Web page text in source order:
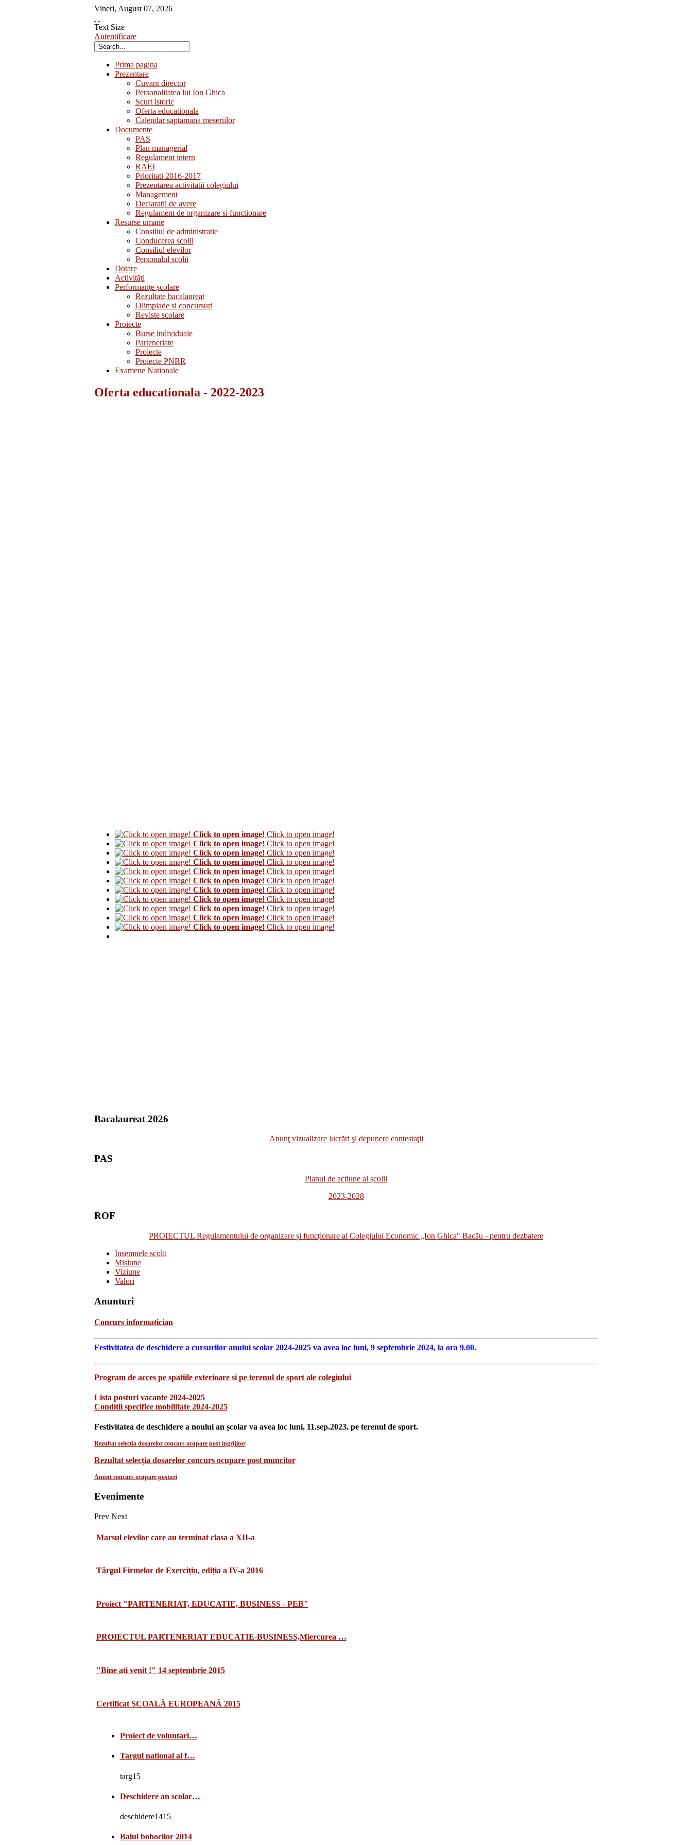
Vineri, August 07, 2026
Text Size
Autentificare
Prima pagina
Prezentare
Cuvant director
Personalitatea lui Ion Ghica
Scurt istoric
Oferta educationala
Calendar saptamana meseriilor
Documente
PAS
Plan managerial
Regulament intern
RAEI
Prioritati 2016-2017
Prezentarea activitatii colegiului
Management
Declaratii de avere
Regulament de organizare si functionare
Resurse umane
Consiliul de administratie
Conducerea scolii
Consiliul elevilor
Personalul scolii
Dotare
Activităţi
Performanţe şcolare
Rezultate bacalaureat
Olimpiade si concursuri
Reviste scolare
Proiecte
Burse individuale
Parteneriate
Proiecte
Proiecte PNRR
Examene Nationale
Oferta educationala - 2022-2023
Click to open image! Click to open image!
Click to open image! Click to open image!
Click to open image! Click to open image!
Click to open image! Click to open image!
Click to open image! Click to open image!
Click to open image! Click to open image!
Click to open image! Click to open image!
Click to open image! Click to open image!
Click to open image! Click to open image!
Click to open image! Click to open image!
Click to open image! Click to open image!
Bacalaureat 2026
Anunţ vizualizare lucrări şi depunere contestaţii
PAS
Planul de acțiune al școlii
2023-2028
ROF
PROIECTUL Regulamentului de organizare și funcționare al Colegiului Economic „Ion Ghica" Bacău - pentru dezbatere
Insemnele scolii
Misiune
Viziune
Valori
Anunturi
Concurs informatician
Festivitatea de deschidere a cursurilor anului scolar 2024-2025 va avea loc luni, 9 septembrie 2024, la ora 9.00.
Program de acces pe spatiile exterioare si pe terenul de sport ale colegiului
Lista posturi vacante 2024-2025
Conditii specifice mobilitate 2024-2025
Festivitatea de deschidere a noului an școlar va avea loc luni, 11.sep.2023, pe terenul de sport.
Rezultat selectia dosarelor concurs ocupare post ingrijitor
Rezultat selecția dosarelor concurs ocupare post muncitor
Anunt concurs ocupare posturi
Evenimente
Prev Next
Marsul elevilor care au terminat clasa a XII-a
Târgul Firmelor de Exercițiu, ediția a IV-a 2016
Proiect "PARTENERIAT, EDUCATIE, BUSINESS - PEB"
PROIECTUL PARTENERIAT EDUCATIE-BUSINESS,Miercurea …
"Bine ati venit !" 14 septembrie 2015
Certificat ȘCOALĂ EUROPEANĂ 2015
Proiect de voluntari…
Targul national al f…
targ15
Deschidere an scolar…
deschidere1415
Balul bobocilor 2014